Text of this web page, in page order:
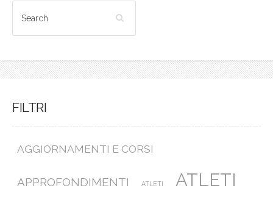
FILTRI
AGGIORNAMENTI E CORSI
APPROFONDIMENTI ATLETI
ATLETI